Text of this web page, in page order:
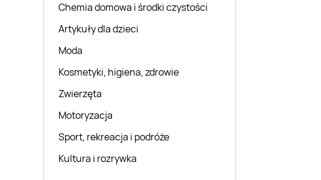
Chemia domowa i środki czystości
Artykuły dla dzieci
Moda
Kosmetyki, higiena, zdrowie
Zwierzęta
Motoryzacja
Sport, rekreacja i podróże
Kultura i rozrywka